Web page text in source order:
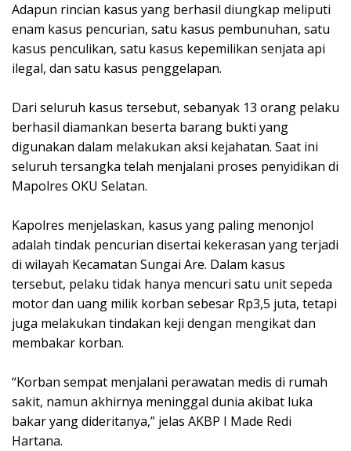
Adapun rincian kasus yang berhasil diungkap meliputi
enam kasus pencurian, satu kasus pembunuhan, satu
kasus penculikan, satu kasus kepemilikan senjata api
ilegal, dan satu kasus penggelapan.
Dari seluruh kasus tersebut, sebanyak 13 orang pelaku
berhasil diamankan beserta barang bukti yang
digunakan dalam melakukan aksi kejahatan. Saat ini
seluruh tersangka telah menjalani proses penyidikan di
Mapolres OKU Selatan.
Kapolres menjelaskan, kasus yang paling menonjol
adalah tindak pencurian disertai kekerasan yang terjadi
di wilayah Kecamatan Sungai Are. Dalam kasus
tersebut, pelaku tidak hanya mencuri satu unit sepeda
motor dan uang milik korban sebesar Rp3,5 juta, tetapi
juga melakukan tindakan keji dengan mengikat dan
membakar korban.
“Korban sempat menjalani perawatan medis di rumah
sakit, namun akhirnya meninggal dunia akibat luka
bakar yang dideritanya,” jelas AKBP I Made Redi
Hartana.